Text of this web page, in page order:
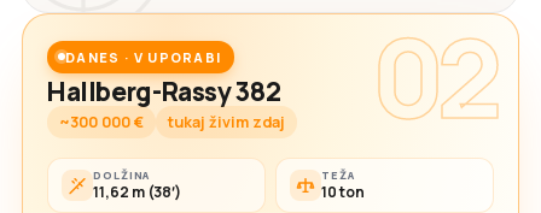
02
DANES · V UPORABI
Hallberg-Rassy 382
~300 000 € tukaj živim zdaj
DOLŽINA
11,62 m (38′)
TEŽA
10 ton